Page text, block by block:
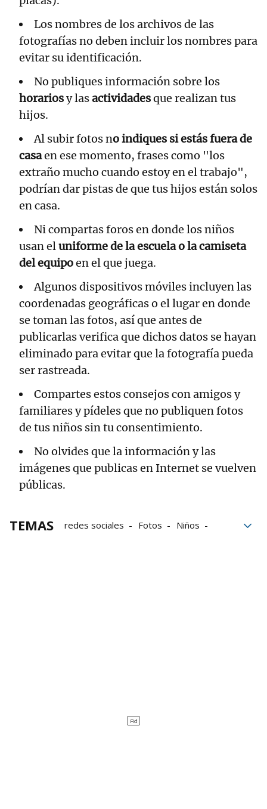
Los nombres de los archivos de las
fotografías no deben incluir los nombres para
evitar su identificación.
No publiques información sobre los
horariosy lasactividadesque realizan tus
hijos.
Al subir fotos no indiques si estás fuera de
casaen ese momento, frases como "los
extraño mucho cuando estoy en el trabajo",
podrían dar pistas de que tus hijos están solos
en casa.
Ni compartas foros en donde los niños
usan eluniforme de la escuela o la camiseta
del equipoen el que juega.
Algunos dispositivos móviles incluyen las
coordenadas geográficas o el lugar en donde
se toman las fotos, así que antes de
publicarlas verifica que dichos datos se hayan
eliminado para evitar que la fotografía pueda
ser rastreada.
Compartes estos consejos con amigos y
familiares y pídeles que no publiquen fotos
de tus niños sin tu consentimiento.
No olvides que la información y las
imágenes que publicas en Internet se vuelven
públicas.
TEMAS redes sociales Fotos
Niños